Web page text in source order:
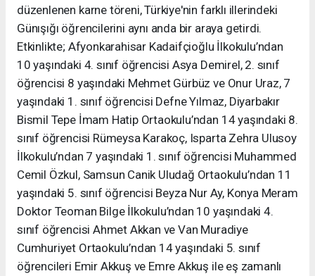
düzenlenen karne töreni, Türkiye'nin farklı illerindeki
Günışığı öğrencilerini aynı anda bir araya getirdi.
Etkinlikte; Afyonkarahisar Kadaifçioğlu İlkokulu’ndan
10 yaşındaki 4. sınıf öğrencisi Asya Demirel, 2. sınıf
öğrencisi 8 yaşındaki Mehmet Gürbüz ve Onur Uraz, 7
yaşındaki 1. sınıf öğrencisi Defne Yılmaz, Diyarbakır
Bismil Tepe İmam Hatip Ortaokulu’ndan 14 yaşındaki 8.
sınıf öğrencisi Rümeysa Karakoç, Isparta Zehra Ulusoy
İlkokulu’ndan 7 yaşındaki 1. sınıf öğrencisi Muhammed
Cemil Özkul, Samsun Canik Uludağ Ortaokulu’ndan 11
yaşındaki 5. sınıf öğrencisi Beyza Nur Ay, Konya Meram
Doktor Teoman Bilge İlkokulu’ndan 10 yaşındaki 4.
sınıf öğrencisi Ahmet Akkan ve Van Muradiye
Cumhuriyet Ortaokulu’ndan 14 yaşındaki 5. sınıf
öğrencileri Emir Akkuş ve Emre Akkuş ile eş zamanlı